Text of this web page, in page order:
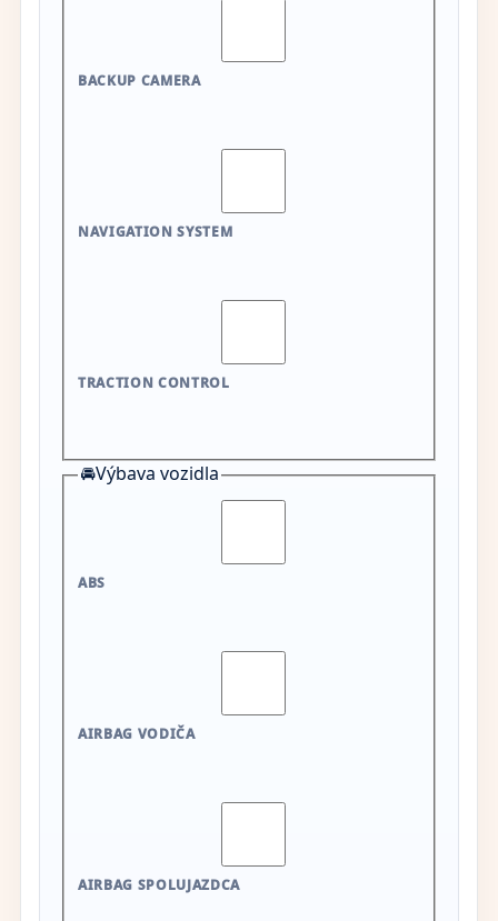
BACKUP CAMERA
NAVIGATION SYSTEM
TRACTION CONTROL
🚘Výbava vozidla
ABS
AIRBAG VODIČA
AIRBAG SPOLUJAZDCA